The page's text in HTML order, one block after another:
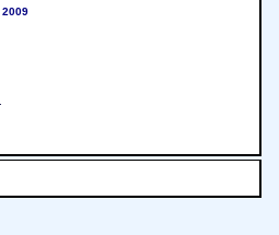
2009